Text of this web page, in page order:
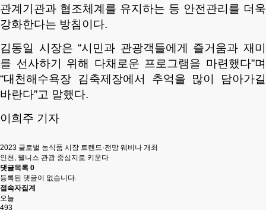
관계기관과 협조체계를 유지하는 등 안전관리를 더욱
강화한다는 방침이다.
김동일 시장은 “시민과 관광객들에게 즐거움과 재미
를 선사하기 위해 다채로운 프로그램을 마련했다”며
“대천해수욕장 김축제장에서 추억을 많이 담아가길
바란다”고 말했다.
이희주 기자
2023 글로벌 농식품 시장 트렌드·전망 웨비나 개최
인천, 웰니스 관광 중심지로 키운다
댓글목록 0
등록된 댓글이 없습니다.
접속자집계
오늘
493